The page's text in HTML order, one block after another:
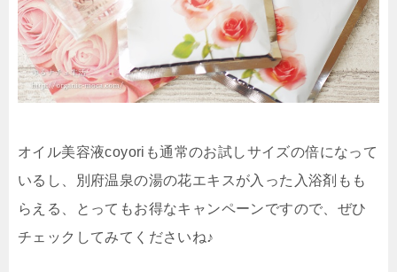
オイル美容液coyoriも通常のお試しサイズの倍になって
いるし、別府温泉の湯の花エキスが入った入浴剤もも
らえる、とってもお得なキャンペーンですので、ぜひ
チェックしてみてくださいね♪